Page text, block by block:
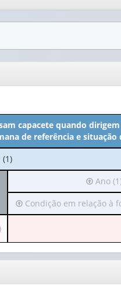
capacete quando
de referência e
Irá
para
o
1
valor):
Ano
Ano
Irá
para
(possui
apenas
valor):
Condição em relação à